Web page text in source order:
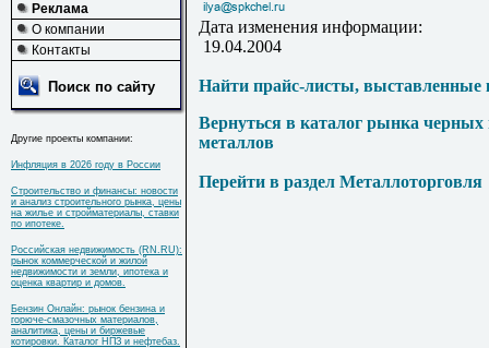
Реклама
О компании
Контакты
Поиск по сайту
Другие проекты компании:
Инфляция в 2026 году в России
Строительство и финансы: новости
и анализ строительного рынка, цены
на жилье и стройматериалы, ставки
по ипотеке.
Российская недвижимость (RN.RU):
рынок коммерческой и жилой
недвижимости и земли, ипотека и
оценка квартир и домов.
Бензин Онлайн: рынок бензина и
горюче-смазочных материалов,
аналитика, цены и биржевые
котировки. Каталог НПЗ и нефтебаз.
Дата изменения информации:
19.04.2004
Найти прайс-листы, выставленные
Вернуться в каталог рынка
металлов
Перейти в раздел Металлоторговля